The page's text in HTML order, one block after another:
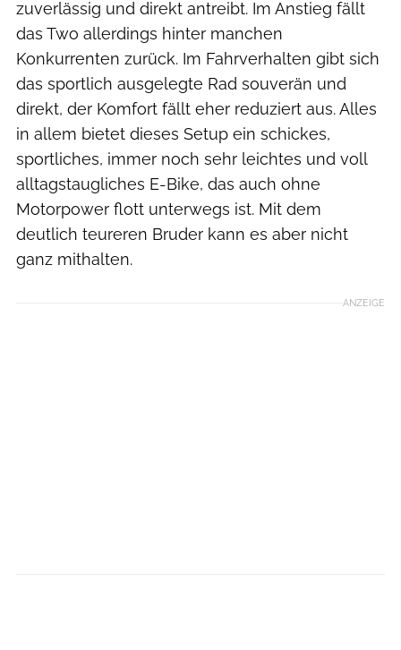
zuverlässig und direkt antreibt. Im Anstieg fällt
das Two allerdings hinter manchen
Konkurrenten zurück. Im Fahrverhalten gibt sich
das sportlich ausgelegte Rad souverän und
direkt, der Komfort fällt eher reduziert aus. Alles
in allem bietet dieses Setup ein schickes,
sportliches, immer noch sehr leichtes und voll
alltagstaugliches E-Bike, das auch ohne
Motorpower flott unterwegs ist. Mit dem
deutlich teureren Bruder kann es aber nicht
ganz mithalten.
ANZEIGE